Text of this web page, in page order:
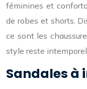
féminines et
de robes et shorts.
ce sont les
style reste
Sandales